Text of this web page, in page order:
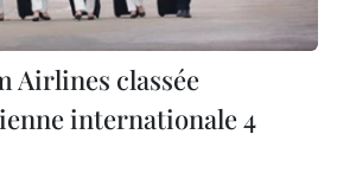
Airlines classée
internationale 4